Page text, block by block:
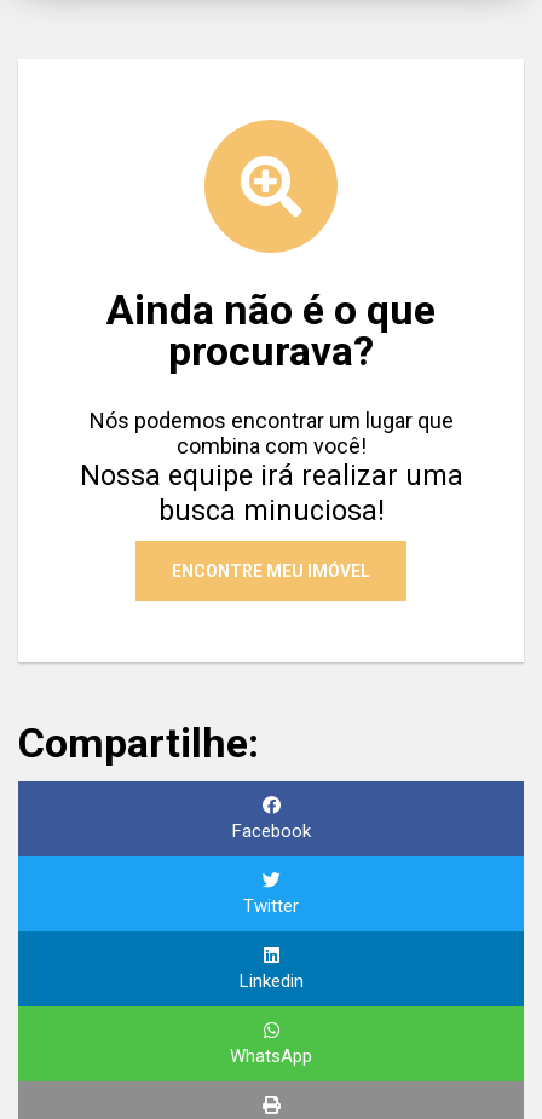
Ainda não é o que
procurava?
Nós podemos encontrar um lugar que
combina com você!
Nossa equipe irá realizar uma
busca minuciosa!
ENCONTRE MEU IMÓVEL
Compartilhe:
Facebook
Twitter
Linkedin
WhatsApp